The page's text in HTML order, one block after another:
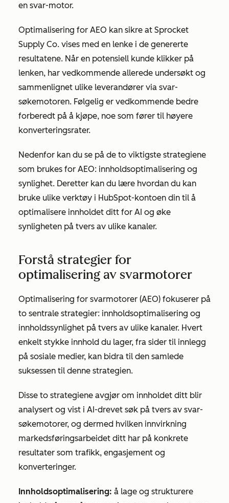
en svar-motor.
Optimalisering for AEO kan sikre at Sprocket
Supply Co. vises med en lenke i de genererte
resultatene. Når en potensiell kunde klikker på
lenken, har vedkommende allerede undersøkt og
sammenlignet ulike leverandører via svar-
søkemotoren. Følgelig er vedkommende bedre
forberedt på å kjøpe, noe som fører til høyere
konverteringsrater.
Nedenfor kan du se på de to viktigste strategiene
som brukes for AEO: innholdsoptimalisering og
synlighet. Deretter kan du lære hvordan du kan
bruke ulike verktøy i HubSpot-kontoen din til å
optimalisere innholdet ditt for AI og øke
synligheten på tvers av ulike kanaler.
Forstå strategier for
optimalisering av svarmotorer
Optimalisering for svarmotorer (AEO) fokuserer på
to sentrale strategier: innholdsoptimalisering og
innholdssynlighet på tvers av ulike kanaler. Hvert
enkelt stykke innhold du lager, fra sider til innlegg
på sosiale medier, kan bidra til den samlede
suksessen til denne strategien.
Disse to strategiene avgjør om innholdet ditt blir
analysert og vist i AI-drevet søk på tvers av svar-
søkemotorer, og dermed hvilken innvirkning
markedsføringsarbeidet ditt har på konkrete
resultater som trafikk, engasjement og
konverteringer.
Innholdsoptimalisering: å lage og strukturere